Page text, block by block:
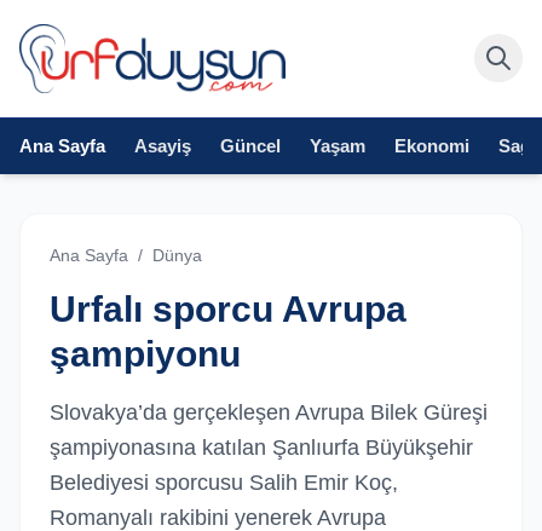
Ana Sayfa Asayiş Güncel Yaşam Ekonomi
Ana Sayfa / Dünya
Urfalı sporcu Avrupa
şampiyonu
Slovakya’da gerçekleşen Avrupa Bilek Güreşi
şampiyonasına katılan Şanlıurfa Büyükşehir
Belediyesi sporcusu Salih Emir Koç,
Romanyalı rakibini yenerek Avrupa